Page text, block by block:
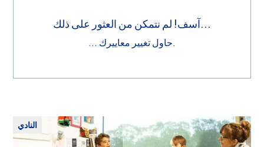
آسف! لم نتمكن من العثور على ذلك...
... حاول تغيير معاييرك.
النادي